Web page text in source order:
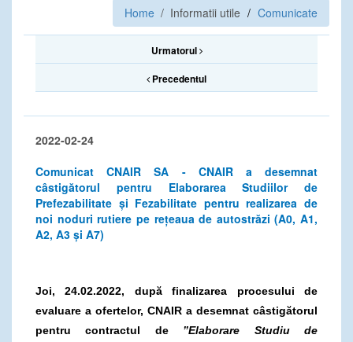
Home / Informatii utile Comunicate
Urmatorul
Precedentul
2022-02-24
Comunicat CNAIR SA - CNAIR a desemnat
câstigătorul pentru Elaborarea Studiilor de
Prefezabilitate și Fezabilitate pentru realizarea de
noi noduri rutiere pe rețeaua de autostrăzi (A0, A1,
A2, A3 și A7)
Joi, 24.02.2022, după finalizarea procesului de
evaluare a ofertelor, CNAIR a desemnat câstigătorul
pentru contractul de ”Elaborare Studiu de